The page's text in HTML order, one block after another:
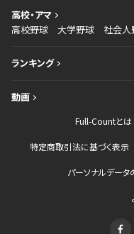
高校・アマ
高校野球
大学野球 社会人
ランキング
動画
Full-Countとは
特定商取引法に基づく表示
パーソナルデー